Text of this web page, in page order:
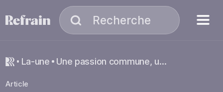
Recherche
la-une Une passion commune, un impact économique capital
Article